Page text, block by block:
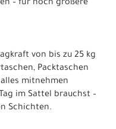
– für noch größere
von bis zu 25 kg
Packtaschen
mitnehmen
im Sattel brauchst –
Schichten.